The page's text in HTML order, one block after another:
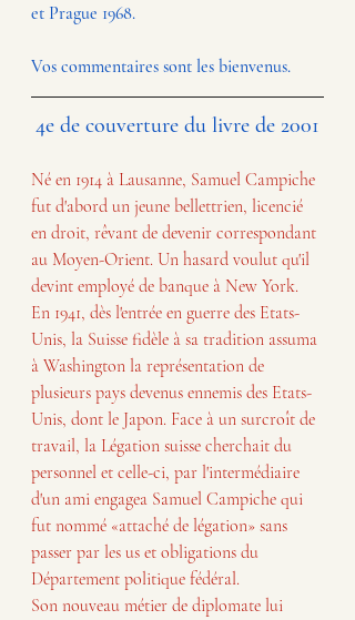
et Prague 1968.
Vos commentaires sont les bienvenus.
4e de couverture du livre de 2001
Né en 1914 à Lausanne, Samuel Campiche
fut d'abord un jeune bellettrien, licencié
en droit, rêvant de devenir correspondant
au Moyen-Orient. Un hasard voulut qu'il
devint employé de banque à New York.
En 1941, dès l'entrée en guerre des Etats-
Unis, la Suisse fidèle à sa tradition assuma
à Washington la représentation de
plusieurs pays devenus ennemis des Etats-
Unis, dont le Japon. Face à un surcroît de
travail, la Légation suisse cherchait du
personnel et celle-ci, par l'intermédiaire
d'un ami engagea Samuel Campiche qui
fut nommé «attaché de légation» sans
passer par les us et obligations du
Département politique fédéral.
Son nouveau métier de diplomate lui